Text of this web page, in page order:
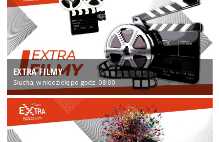
EXTRA FILMY
Słuchaj w niedzielę po godz. 08:00